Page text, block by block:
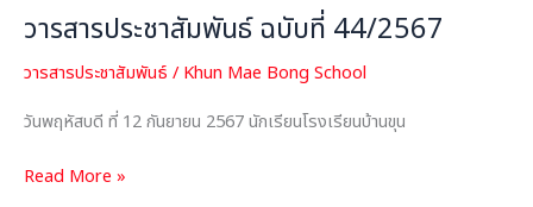
วารสารประชาสัมพันธ์ ฉบับที่ 44/2567
วารสารประชาสัมพันธ์ /Khun Mae Bong School
วันพฤหัสบดี ที่ 12 กันยายน 2567 นักเรียนโรงเรียนบ้านขุน
ฉบับ
44/2567
Read More »